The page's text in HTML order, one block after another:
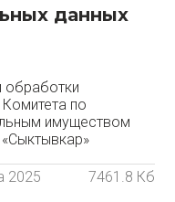
данных
обработки
по
имуществом
2025 7461.8 Кб